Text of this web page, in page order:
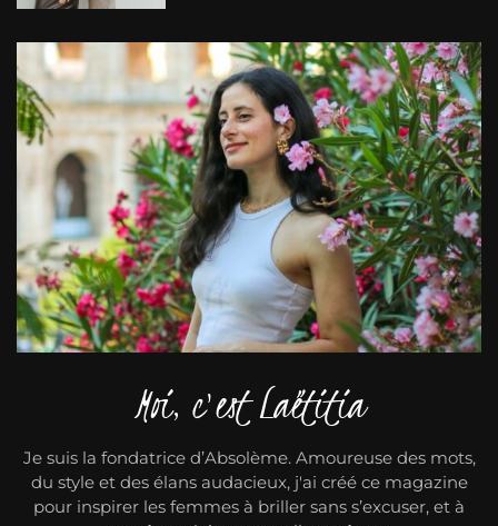
Moi, c'est Laëtitia
Je suis la fondatrice d’Absolème. Amoureuse des mots,
du style et des élans audacieux, j'ai créé ce magazine
pour inspirer les femmes à briller sans s’excuser, et à